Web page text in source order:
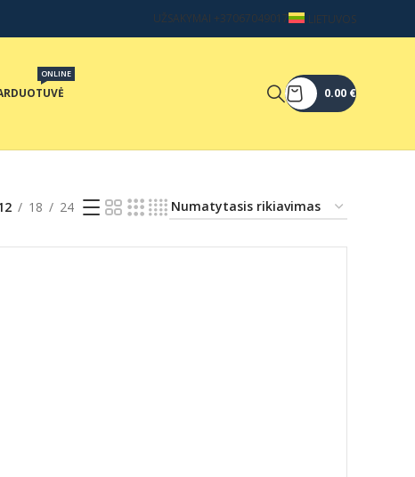
UŽSAKYMAI +37067049017 LIETUVOS
ONLINE
0.00 €
18 24